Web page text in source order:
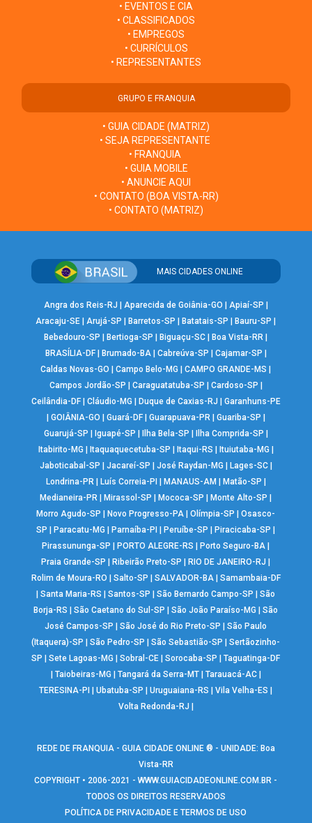
• EVENTOS E CIA
• CLASSIFICADOS
• EMPREGOS
• CURRÍCULOS
• REPRESENTANTES
GRUPO E FRANQUIA
• GUIA CIDADE (MATRIZ)
• SEJA REPRESENTANTE
• FRANQUIA
• GUIA MOBILE
• ANUNCIE AQUI
• CONTATO (BOA VISTA-RR)
• CONTATO (MATRIZ)
MAIS CIDADES ONLINE
Angra dos Reis-RJ Aparecida de Goiânia-GO Apiaí-SP
Aracaju-SE |Arujá-SP Barretos-SP Batatais-SP Bauru-SP
Bebedouro-SP
Bertioga-SP Biguaçu-SC Boa Vista-RR
BRASÍLIA-DF| Brumado-BA| Cabreúva-SP Cajamar-SP
Caldas Novas-GO
|Campo Belo-MG |CAMPO GRANDE-MS
Campos Jordão-SP
Caraguatatuba-SP Cardoso-SP
Ceilândia-DF| Cláudio-MG Duque de Caxias-RJ
Garanhuns-PE
GOIÂNIA-GO Guará-DF| Guarapuava-PR| Guariba-SP
Guarujá-SP
Iguapé-SP Ilha Bela-SP Ilha Comprida-SP
Itabirito-MG
Itaquaquecetuba-SP Itaqui-RS Ituiutaba-MG
Jaboticabal-SP
Jacareí-SP José Raydan-MG Lages-SC|
Londrina-PR| Luís Correia-PI MANAUS-AM Matão-SP
Medianeira-PR
Mirassol-SP Mococa-SP Monte Alto-SP
Morro Agudo-SP
Novo Progresso-PA |Olímpia-SP |Osasco-
SP
Paracatu-MG Parnaíba-PI Peruíbe-SP Piracicaba-SP
Pirassununga-SP
PORTO ALEGRE-RS Porto Seguro-BA
Praia Grande-SP
Ribeirão Preto-SP RIO DE JANEIRO-RJ
Rolim de Moura-RO
Salto-SP SALVADOR-BA| Samambaia-DF
|Santa Maria-RS |Santos-SP |São Bernardo Campo-SP |São
Borja-RS
|São Caetano do Sul-SP |São João Paraíso-MG |São
José Campos-SP
|São José do Rio Preto-SP |São Paulo
(Itaquera)-SP
|São Pedro-SP |São Sebastião-SP |Sertãozinho-
SP
|Sete Lagoas-MG |Sobral-CE |Sorocaba-SP |Taguatinga-DF
Taiobeiras-MG Tangará da Serra-MT| Tarauacá-AC|
TERESINA-PI
|Ubatuba-SP |Uruguaiana-RS |Vila Velha-ES
Volta Redonda-RJ
REDE DE FRANQUIA - GUIA CIDADE ONLINE ® - UNIDADE: Boa
Vista-RR
COPYRIGHT • 2006-2021 -WWW.GUIACIDADEONLINE.COM.BR -
TODOS OS DIREITOS RESERVADOS
POLÍTICA DE PRIVACIDADE E TERMOS DE USO